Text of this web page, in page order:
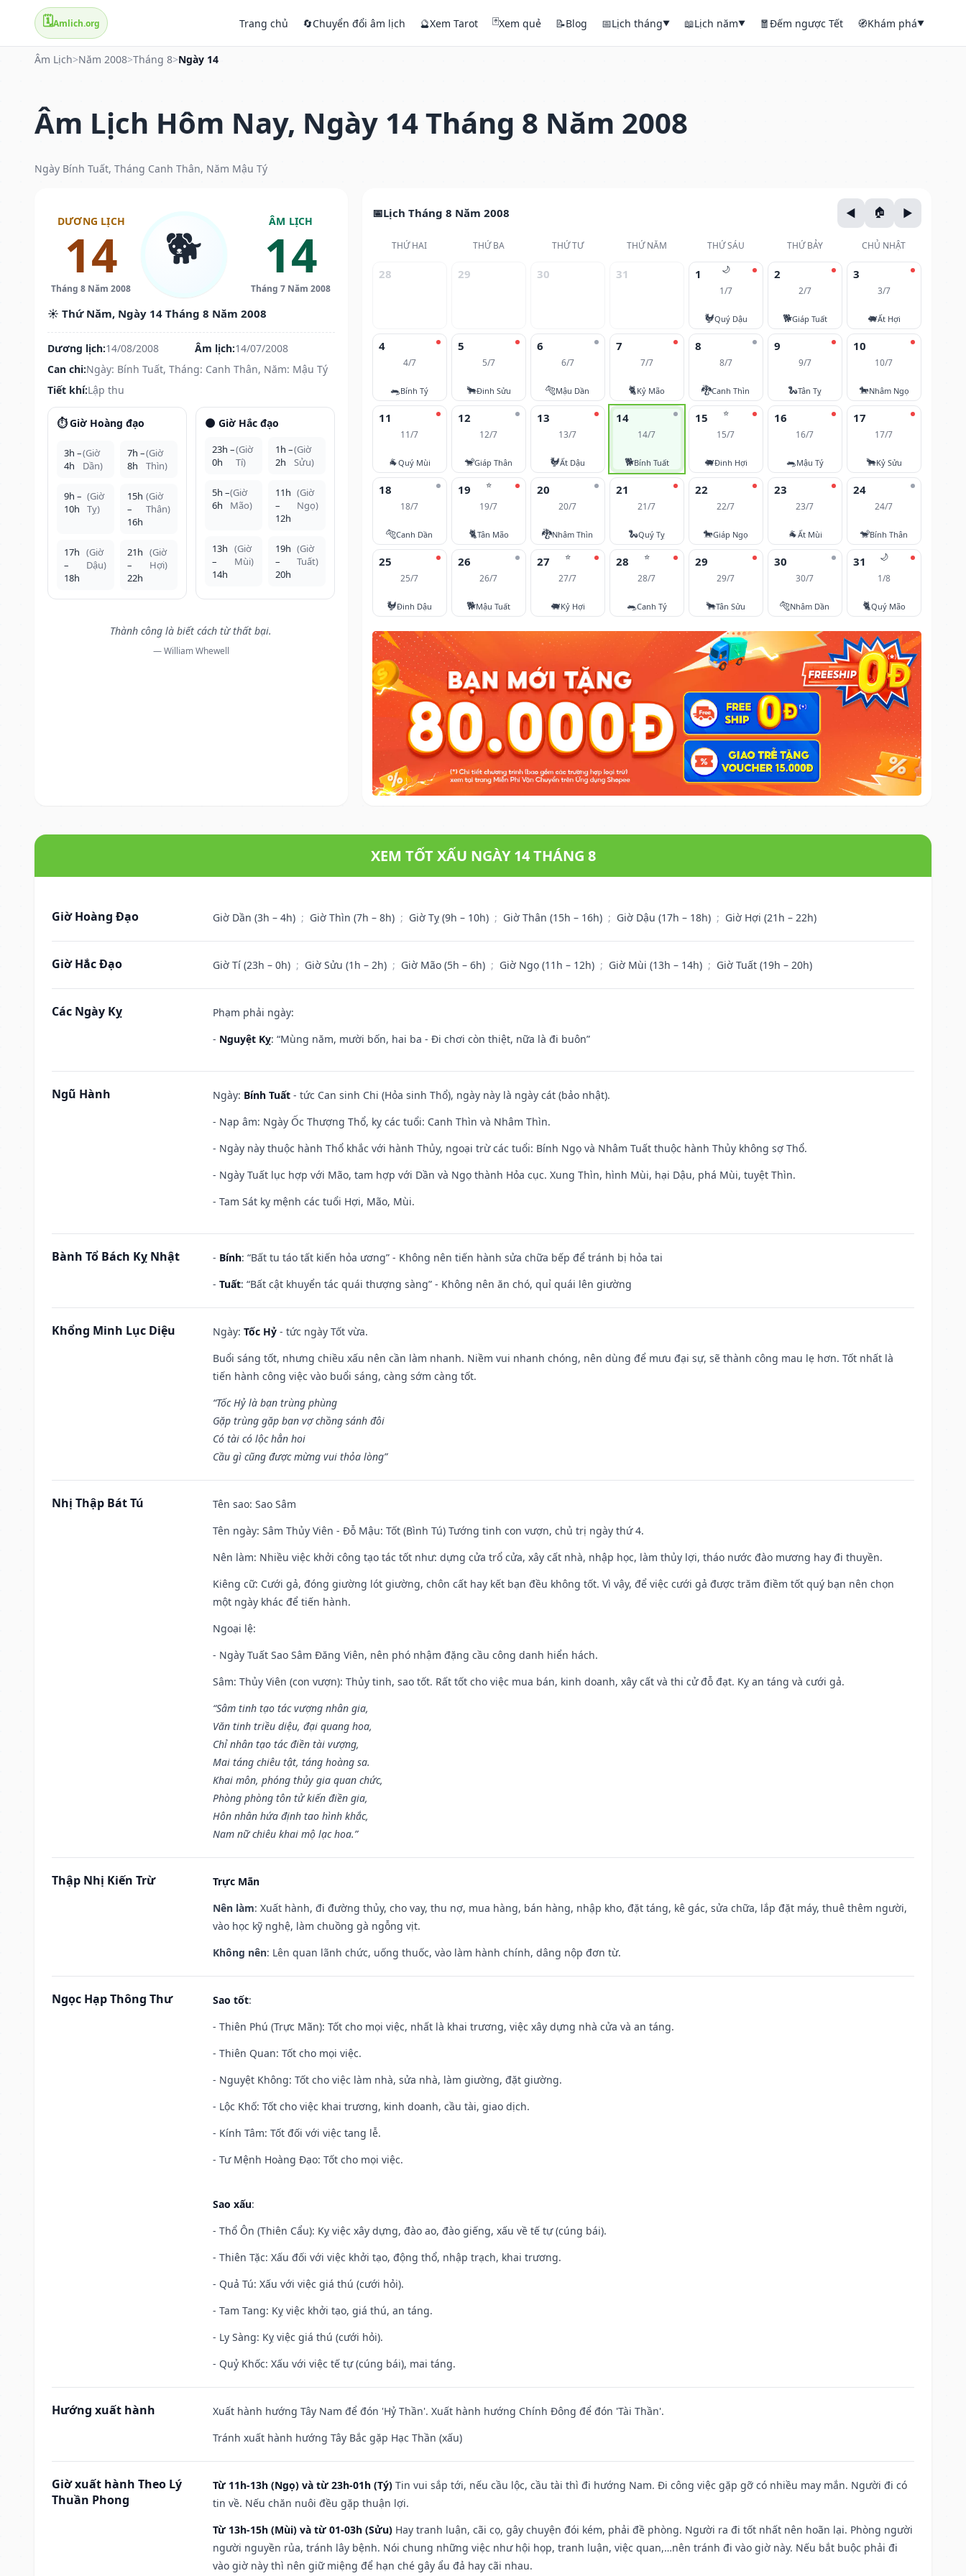
🗓️Amlich.org Trang chủ 🔄Chuyển đổi âm lịch 🔮Xem Tarot 🃏Xem quẻ 📝Blog 📅Lịch tháng▼ 📖Lịch năm▼ 🧧Đếm ngược Tết 🧭Khám phá▼
Âm Lịch>Năm 2008>Tháng 8>Ngày 14
Âm Lịch Hôm Nay, Ngày 14 Tháng 8 Năm 2008
Ngày Bính Tuất, Tháng Canh Thân, Năm Mậu Tý
DƯƠNG LỊCH
14
Tháng 8 Năm 2008
🐕 ÂM LỊCH
14
Tháng 7 Năm 2008
☀️ Thứ Năm, Ngày 14 Tháng 8 Năm 2008
Dương lịch:14/08/2008 Âm lịch:14/07/2008
Can chi:Ngày: Bính Tuất, Tháng: Canh Thân, Năm: Mậu Tý
Tiết khí:Lập thu
⏱️ Giờ Hoàng đạo
3h –
4h
(Giờ
Dần)
7h –
8h
(Giờ
Thìn)
9h –
10h
(Giờ
Tỵ)
15h
–
16h
(Giờ
Thân)
17h
–
18h
(Giờ
Dậu)
21h
–
22h
(Giờ
Hợi)
🌑 Giờ Hắc đạo
23h –
0h
(Giờ
Tí)
1h –
2h
(Giờ
Sửu)
5h –
6h
(Giờ
Mão)
11h
–
12h
(Giờ
Ngọ)
13h
–
14h
(Giờ
Mùi)
19h
–
20h
(Giờ
Tuất)
Thành công là biết cách từ thất bại.
— William Whewell
Lịch Tháng 8 Năm 2008
THỨ HAI THỨ BA THỨ TƯ THỨ NĂM THỨ SÁU THỨ BẢY CHỦ NHẬT
28 29 30 31 🌙
1
1/7
🐓Quý Dậu
2
2/7
🐕Giáp Tuất
3
3/7
🐖Ất Hợi
4
4/7
🐀Bính Tý
5
5/7
🐂Đinh Sửu
6
6/7
🐅Mậu Dần
7
7/7
🐈Kỷ Mão
8
8/7
🐉Canh Thìn
9
9/7
🐍Tân Tỵ
10
10/7
🐎Nhâm Ngọ
11
11/7
🐐Quý Mùi
12
12/7
🐒Giáp Thân
13
13/7
🐓Ất Dậu
14
14/7
🐕Bính Tuất
⭐
15
15/7
🐖Đinh Hợi
16
16/7
🐀Mậu Tý
17
17/7
🐂Kỷ Sửu
18
18/7
🐅Canh Dần
⭐
19
19/7
🐈Tân Mão
20
20/7
🐉Nhâm Thìn
21
21/7
🐍Quý Tỵ
22
22/7
🐎Giáp Ngọ
23
23/7
🐐Ất Mùi
24
24/7
🐒Bính Thân
25
25/7
🐓Đinh Dậu
26
26/7
🐕Mậu Tuất
⭐
27
27/7
🐖Kỷ Hợi
⭐
28
28/7
🐀Canh Tý
29
29/7
🐂Tân Sửu
30
30/7
🐅Nhâm Dần
🌙
31
1/8
🐈Quý Mão
XEM TỐT XẤU NGÀY 14 THÁNG 8
Giờ Hoàng Đạo Giờ Dần (3h – 4h) ; Giờ Thìn (7h – 8h) ; Giờ Tỵ (9h – 10h) ; Giờ Thân (15h – 16h) ; Giờ Dậu (17h – 18h) ; Giờ Hợi (21h – 22h)
Giờ Hắc Đạo Giờ Tí (23h – 0h) ; Giờ Sửu (1h – 2h) ; Giờ Mão (5h – 6h) ; Giờ Ngọ (11h – 12h) ; Giờ Mùi (13h – 14h) ; Giờ Tuất (19h – 20h)
Các Ngày Kỵ
Phạm phải ngày:
- Nguyệt Kỵ: “Mùng năm, mười bốn, hai ba - Đi chơi còn thiệt, nữa là đi buôn”
Ngũ Hành Ngày: Bính Tuất - tức Can sinh Chi (Hỏa sinh Thổ), ngày này là ngày cát (bảo nhật).
- Nạp âm: Ngày Ốc Thượng Thổ, kỵ các tuổi: Canh Thìn và Nhâm Thìn.
- Ngày này thuộc hành Thổ khắc với hành Thủy, ngoại trừ các tuổi: Bính Ngọ và Nhâm Tuất thuộc hành Thủy không sợ Thổ.
- Ngày Tuất lục hợp với Mão, tam hợp với Dần và Ngọ thành Hỏa cục. Xung Thìn, hình Mùi, hại Dậu, phá Mùi, tuyệt Thìn.
- Tam Sát kỵ mệnh các tuổi Hợi, Mão, Mùi.
Bành Tổ Bách Kỵ Nhật - Bính: “Bất tu táo tất kiến hỏa ương” - Không nên tiến hành sửa chữa bếp để tránh bị hỏa tai
- Tuất: “Bất cật khuyển tác quái thượng sàng” - Không nên ăn chó, quỉ quái lên giường
Khổng Minh Lục Diệu Ngày: Tốc Hỷ - tức ngày Tốt vừa.
Buổi sáng tốt, nhưng chiều xấu nên cần làm nhanh. Niềm vui nhanh chóng, nên dùng để mưu đại sự, sẽ thành công mau lẹ hơn. Tốt nhất là
tiến hành công việc vào buổi sáng, càng sớm càng tốt.
“Tốc Hỷ là bạn trùng phùng
Gặp trùng gặp bạn vợ chồng sánh đôi
Có tài có lộc hẳn hoi
Cầu gì cũng được mừng vui thỏa lòng”
Nhị Thập Bát Tú Tên sao: Sao Sâm
Tên ngày: Sâm Thủy Viên - Đỗ Mậu: Tốt (Bình Tú) Tướng tinh con vượn, chủ trị ngày thứ 4.
Nên làm: Nhiều việc khởi công tạo tác tốt như: dựng cửa trổ cửa, xây cất nhà, nhập học, làm thủy lợi, tháo nước đào mương hay đi thuyền.
Kiêng cữ: Cưới gả, đóng giường lót giường, chôn cất hay kết bạn đều không tốt. Vì vậy, để việc cưới gả được trăm điềm tốt quý bạn nên chọn
một ngày khác để tiến hành.
Ngoại lệ:
- Ngày Tuất Sao Sâm Đăng Viên, nên phó nhậm đặng cầu công danh hiển hách.
Sâm: Thủy Viên (con vượn): Thủy tinh, sao tốt. Rất tốt cho việc mua bán, kinh doanh, xây cất và thi cử đỗ đạt. Kỵ an táng và cưới gả.
“Sâm tinh tạo tác vượng nhân gia,
Văn tinh triều diệu, đại quang hoa,
Chỉ nhân tạo tác điền tài vượng,
Mai táng chiêu tật, táng hoàng sa.
Khai môn, phóng thủy gia quan chức,
Phòng phòng tôn tử kiến điền gia,
Hôn nhân hứa định tao hình khắc,
Nam nữ chiêu khai mộ lạc hoa.”
Thập Nhị Kiến Trừ
Trực Mãn
Nên làm: Xuất hành, đi đường thủy, cho vay, thu nợ, mua hàng, bán hàng, nhập kho, đặt táng, kê gác, sửa chữa, lắp đặt máy, thuê thêm người,
vào học kỹ nghệ, làm chuồng gà ngỗng vịt.
Không nên: Lên quan lãnh chức, uống thuốc, vào làm hành chính, dâng nộp đơn từ.
Ngọc Hạp Thông Thư Sao tốt:
- Thiên Phú (Trực Mãn): Tốt cho mọi việc, nhất là khai trương, việc xây dựng nhà cửa và an táng.
- Thiên Quan: Tốt cho mọi việc.
- Nguyệt Không: Tốt cho việc làm nhà, sửa nhà, làm giường, đặt giường.
- Lộc Khố: Tốt cho việc khai trương, kinh doanh, cầu tài, giao dịch.
- Kính Tâm: Tốt đối với việc tang lễ.
- Tư Mệnh Hoàng Đạo: Tốt cho mọi việc.
Sao xấu:
- Thổ Ôn (Thiên Cẩu): Kỵ việc xây dựng, đào ao, đào giếng, xấu về tế tự (cúng bái).
- Thiên Tặc: Xấu đối với việc khởi tạo, động thổ, nhập trạch, khai trương.
- Quả Tú: Xấu với việc giá thú (cưới hỏi).
- Tam Tang: Kỵ việc khởi tạo, giá thú, an táng.
- Ly Sàng: Kỵ việc giá thú (cưới hỏi).
- Quỷ Khốc: Xấu với việc tế tự (cúng bái), mai táng.
Hướng xuất hành
Xuất hành hướng Tây Nam để đón 'Hỷ Thần'. Xuất hành hướng Chính Đông để đón 'Tài Thần'.
Tránh xuất hành hướng Tây Bắc gặp Hạc Thần (xấu)
Giờ xuất hành Theo Lý
Thuần Phong
Từ 11h-13h (Ngọ) và từ 23h-01h (Tý) Tin vui sắp tới, nếu cầu lộc, cầu tài thì đi hướng Nam. Đi công việc gặp gỡ có nhiều may mắn. Người đi có
tin về. Nếu chăn nuôi đều gặp thuận lợi.
Từ 13h-15h (Mùi) và từ 01-03h (Sửu) Hay tranh luận, cãi cọ, gây chuyện đói kém, phải đề phòng. Người ra đi tốt nhất nên hoãn lại. Phòng người
người nguyền rủa, tránh lây bệnh. Nói chung những việc như hội họp, tranh luận, việc quan,…nên tránh đi vào giờ này. Nếu bắt buộc phải đi
vào giờ này thì nên giữ miệng để hạn ché gây ẩu đả hay cãi nhau.